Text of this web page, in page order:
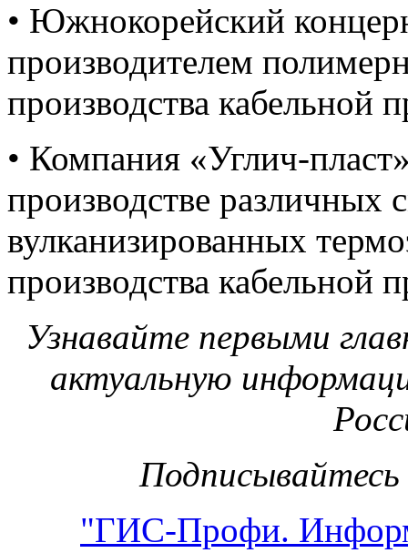
• Южнокорейский
производителем
производства кабельной
• Компания «Углич-
производстве различных
вулканизированных
производства кабельной
Узнавайте первыми
актуальную
Подписывайтесь
"ГИС-Профи.